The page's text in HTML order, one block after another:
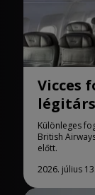
Vicces
Különleges
British
előtt.
2026. július 13.